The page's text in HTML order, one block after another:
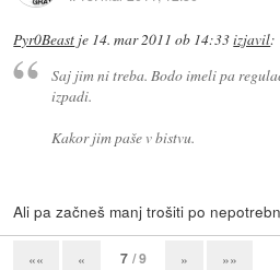
Pyr0Beast je 14. mar 2011 ob 14:33izjavil:
Saj jim ni treba. Bodo imeli pa
izpadi.
Kakor jim paše v bistvu.
Ali pa začneš manj trošiti po
«« « 7 / 9 » »»